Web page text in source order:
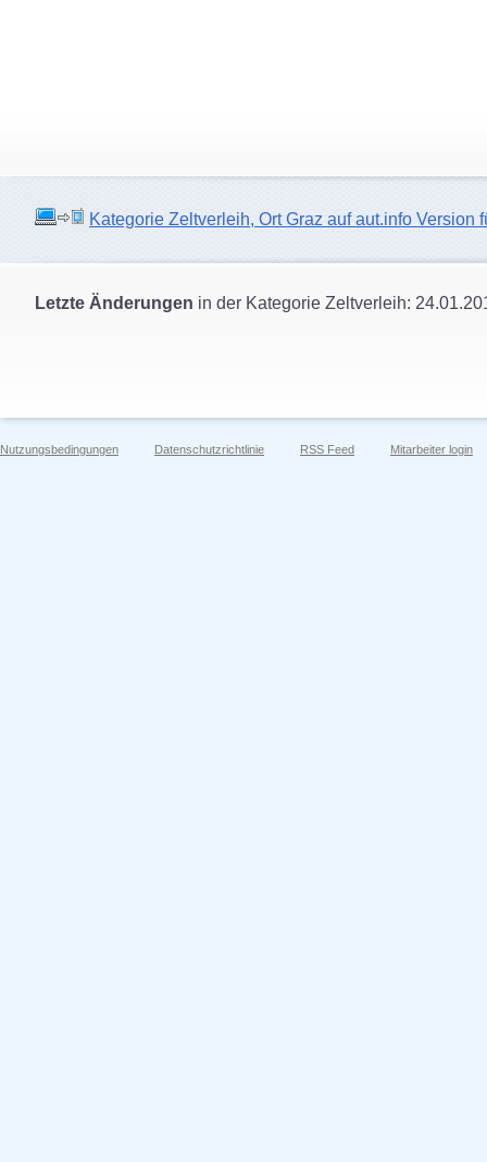
Kategorie Zeltverleih, Ort Graz auf aut.info Version
Letzte Änderungen in der Kategorie Zeltverleih:
Nutzungsbedingungen Datenschutzrichtlinie RSS Feed Mitarbeiter login